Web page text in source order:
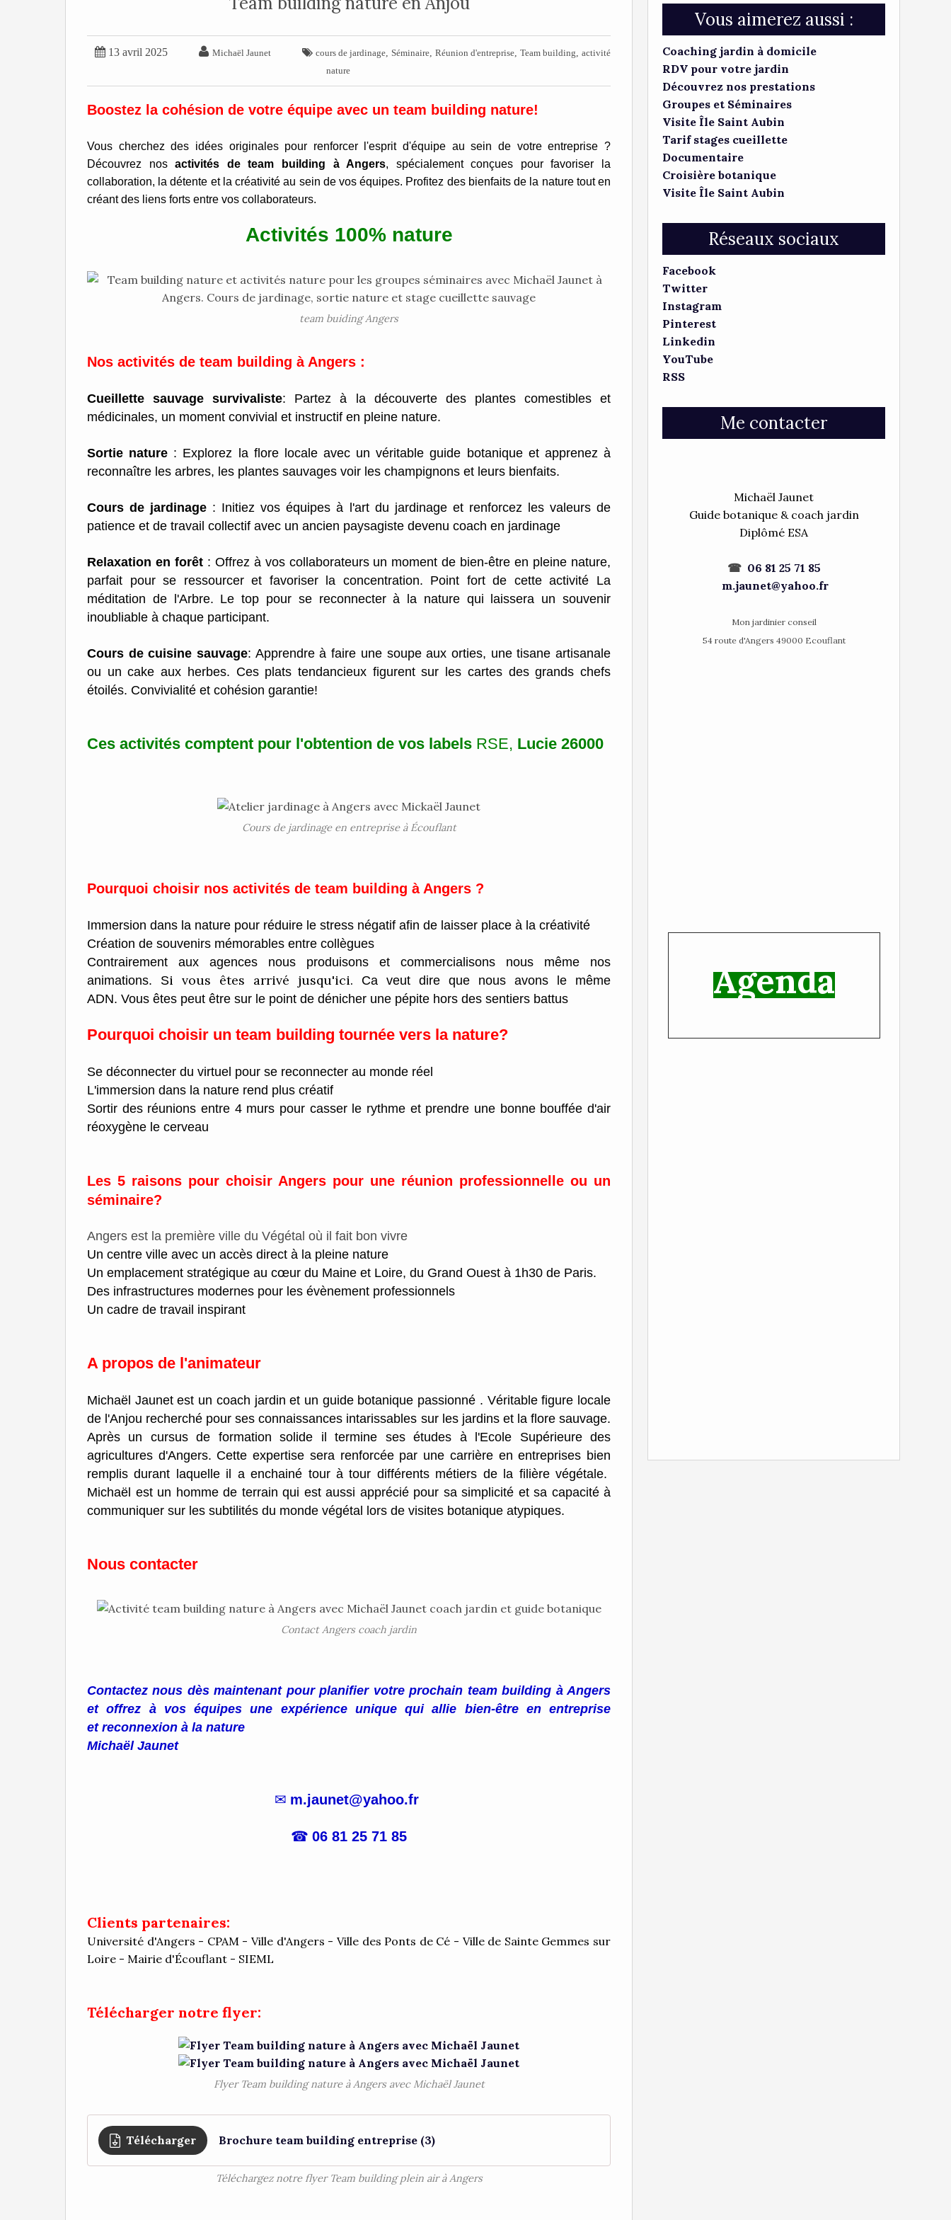
Vous aimerez aussi :
Coaching jardin à domicile
RDV pour votre jardin
Découvrez nos prestations
Groupes et Séminaires
Visite Île Saint Aubin
Tarif stages cueillette
Documentaire
Croisière botanique
Visite Île Saint Aubin
Réseaux sociaux
Facebook
Twitter
Instagram
Pinterest
Linkedin
YouTube
RSS
Me contacter
Michaël Jaunet
Guide botanique & coach jardin
Diplômé ESA
☎ 06 81 25 71 85
m.jaunet@yahoo.fr
Mon jardinier conseil
54 route d'Angers 49000 Ecouflant
Agenda
 13 avril 2025  Michaël Jaunet  cours de jardinage, Séminaire, Réunion d'entreprise, Team building
activité
nature
Boostez la cohésion de votre équipe avec un team building nature!
Vous cherchez des idées originales pour renforcer l'esprit d'équipe au sein de votre entreprise ?
Découvrez nosactivités de team building à Angers, spécialement conçues pour favoriser la
collaboration, la détente et la créativité au sein de vos équipes. Profitez des bienfaits de la nature tout en
créant des liens forts entre vos collaborateurs.
Activités 100% nature
team buiding Angers
Nos activités de team building à Angers :
Cueillette sauvage survivaliste: Partez à la découverte des plantes comestibles et
médicinales, un moment convivial et instructif en pleine nature.
Sortie nature : Explorez la flore locale avec un véritable guide botanique et apprenez à
reconnaître les arbres, les plantes sauvages voir les champignons et leurs bienfaits.
Cours de jardinage : Initiez vos équipes à l'art du jardinage et renforcez les valeurs de
patience et de travail collectif avec un ancien paysagiste devenu coach en jardinage
Relaxation en forêt: Offrez à vos collaborateurs un moment de bien-être en pleine nature,
parfait pour se ressourcer et favoriser la concentration. Point fort de cette activité La
méditation de l'Arbre. Le top pour se reconnecter à la nature qui laissera un souvenir
inoubliable à chaque participant.
Cours de cuisine sauvage: Apprendre à faire une soupe aux orties, une tisane artisanale
ou un cake aux herbes. Ces plats tendancieux figurent sur les cartes des grands chefs
étoilés. Convivialité et cohésion garantie!
Ces activités comptent pour l'obtention de vos labels RSE, Lucie 26000
Cours de jardinage en entreprise à Écouflant
Pourquoi choisir nos activités de team building à Angers ?
Immersion dans la nature pour réduire le stress négatif afin de laisser place à la créativité
Création de souvenirs mémorables entre collègues
Contrairement aux agences nous produisons et commercialisons nous même nos
animations. Si vous êtes arrivé jusqu'ici.
Ca veut dire que nous avons le même
ADN. Vous êtes peut être sur le point de dénicher une pépite hors des sentiers battus
Pourquoi choisir un team building tournée vers la nature?
Se déconnecter du virtuel pour se reconnecter au monde réel
L'immersion dans la nature rend plus créatif
Sortir des réunions entre 4 murs pour casser le rythme et prendre une bonne bouffée d'air
réoxygène le cerveau
Les 5 raisons pour choisir Angers pour une réunion professionnelle ou un
séminaire?
Angers est la première ville du Végétal où il fait bon vivre
Un centre ville avec un accès direct à la pleine nature
Un emplacement stratégique au cœur du Maine et Loire, du Grand Ouest à 1h30 de Paris.
Des infrastructures modernes pour les évènement professionnels
Un cadre de travail inspirant
A propos de l'animateur
Michaël Jaunet est un coach jardin et un guide botanique passionné . Véritable figure locale
de l'Anjou recherché pour ses connaissances intarissables sur les jardins et la flore sauvage.
Après un cursus de formation solide il termine ses études à l'Ecole Supérieure des
agricultures d'Angers. Cette expertise sera renforcée par une carrière en entreprises bien
remplis durant laquelle il a enchainé tour à tour différents métiers de la filière végétale.
Michaël est un homme de terrain qui est aussi apprécié pour sa simplicité et sa capacité à
communiquer sur les subtilités du monde végétal lors de visites botanique atypiques.
Nous contacter
Contact Angers coach jardin
Contactez nous dès maintenant pour planifier votre prochain team building à Angers
et offrez à vos équipes une expérience unique qui allie bien-être en entreprise
et reconnexion à la nature
Michaël Jaunet
✉ m.jaunet@yahoo.fr
☎ 06 81 25 71 85
Clients partenaires:
Université d'Angers - CPAM - Ville d'Angers - Ville des Ponts de Cé - Ville de Sainte Gemmes sur
Loire - Mairie d'Écouflant - SIEML
Télécharger notre flyer:
Flyer Team building nature à Angers avec Michaël Jaunet
Télécharger Brochure team building entreprise (3)
Téléchargez notre flyer Team building plein air à Angers